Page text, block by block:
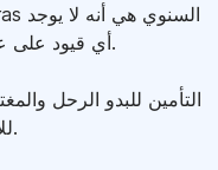
أي قيود على عدد الأيام وعدد الرحلات على مدار العام.
التأمين للبدو الرحل
للإقامات طويلة الأجل. أي بلد وأي جنسية.